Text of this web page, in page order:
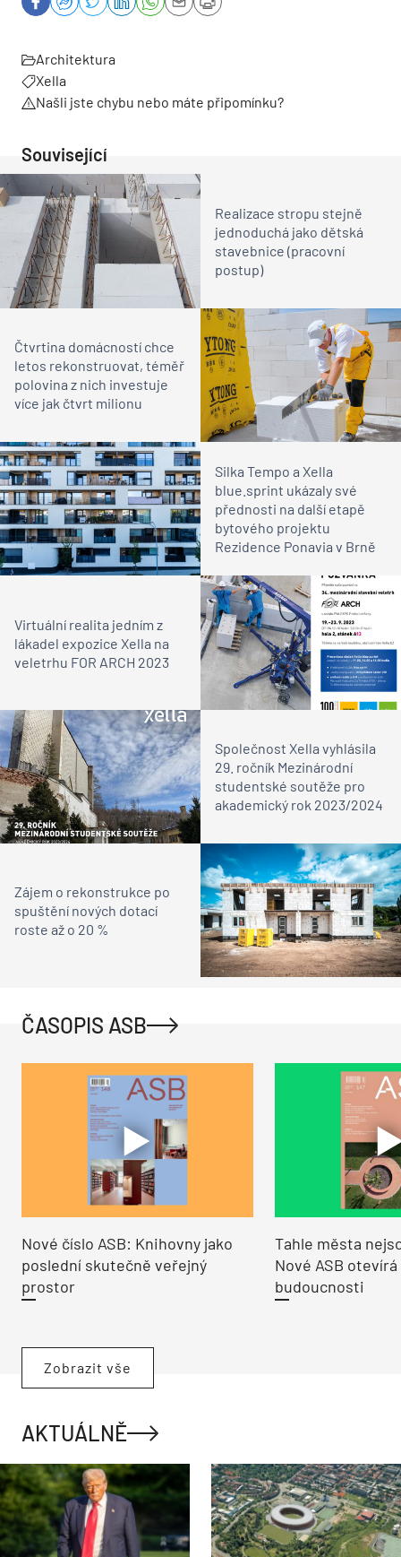
Architektura
Xella
Našli jste chybu nebo máte připomínku?
Související
Realizace stropu stejně
jednoduchá jako dětská
stavebnice (pracovní
postup)
Čtvrtina domácností chce
letos rekonstruovat, téměř
polovina z nich investuje
více jak čtvrt milionu
Silka Tempo a Xella
blue.sprint ukázaly své
přednosti na další etapě
bytového projektu
Rezidence Ponavia v Brně
Virtuální realita jedním z
lákadel expozice Xella na
veletrhu FOR ARCH 2023
Společnost Xella vyhlásila
29. ročník Mezinárodní
studentské soutěže pro
akademický rok 2023/2024
Zájem o rekonstrukce po
spuštění nových dotací
roste až o 20 %
ČASOPIS ASB
Nové číslo ASB: Knihovny jako
poslední skutečně veřejný
prostor
Tahle města
Nové ASB
budoucnosti
Zobrazit vše
AKTUÁLNĚ